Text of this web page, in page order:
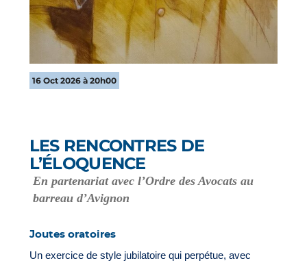
16 Oct 2026 à 20h00
LES RENCONTRES DE
L’ÉLOQUENCE
En partenariat avec l’Ordre des Avocats au
barreau d’Avignon
Joutes oratoires
Un exercice de style jubilatoire qui perpétue, avec